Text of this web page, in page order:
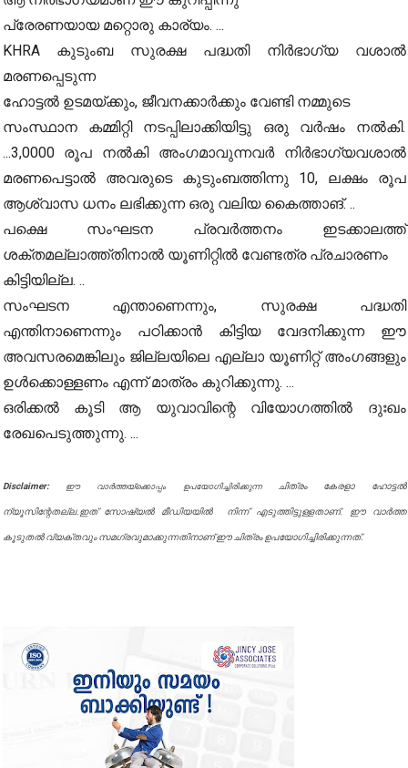
പ്രേരണയായ മറ്റൊരു കാര്യം. ...
KHRA കുടുംബ സുരക്ഷ പദ്ധതി നിർഭാഗ്യ വശാൽ
മരണപ്പെടുന്ന
ഹോട്ടൽ ഉടമയ്ക്കും, ജീവനക്കാർക്കും വേണ്ടി നമ്മുടെ
സംസ്ഥാന കമ്മിറ്റി നടപ്പിലാക്കിയിട്ടു ഒരു വർഷം നൽകി.
...3,0000 രൂപ നൽകി അംഗമാവുന്നവർ നിർഭാഗ്യവശാൽ
മരണപെട്ടാൽ അവരുടെ കുടുംബത്തിന്നു 10, ലക്ഷം രൂപ
ആശ്വാസ ധനം ലഭിക്കുന്ന ഒരു വലിയ കൈത്താങ്. ..
പക്ഷെ സംഘടന പ്രവർത്തനം ഇടക്കാലത്ത്
ശക്തമല്ലാത്ത്തിനാൽ യൂണിറ്റിൽ വേണ്ടത്ര പ്രചാരണം
കിട്ടിയില്ല. ..
സംഘടന എന്താണെന്നും, സുരക്ഷ പദ്ധതി
എന്തിനാണെന്നും പഠിക്കാൻ കിട്ടിയ വേദനിക്കുന്ന ഈ
അവസരമെങ്കിലും ജില്ലയിലെ എല്ലാ യൂണിറ്റ് അംഗങ്ങളും
ഉൾക്കൊള്ളണം എന്ന് മാത്രം കുറിക്കുന്നു. ...
ഒരിക്കൽ കൂടി ആ യുവാവിന്റെ വിയോഗത്തിൽ ദുഃഖം
രേഖപെടുത്തുന്നു. ...
Disclaimer: ഈ വാർത്തയ്ക്കൊപ്പം ഉപയോഗിച്ചിരിക്കുന്ന ചിത്രം കേരളാ ഹോട്ടൽ
ന്യൂസിന്റേതല്ല.ഇത് സോഷ്യൽ മീഡിയയിൽ നിന്ന് എടുത്തിട്ടുള്ളതാണ്. ഈ വാർത്ത
കൂടുതൽ വ്യക്തവും സമഗ്രവുമാക്കുന്നതിനാണ് ഈ ചിത്രം ഉപയോഗിച്ചിരിക്കുന്നത്.